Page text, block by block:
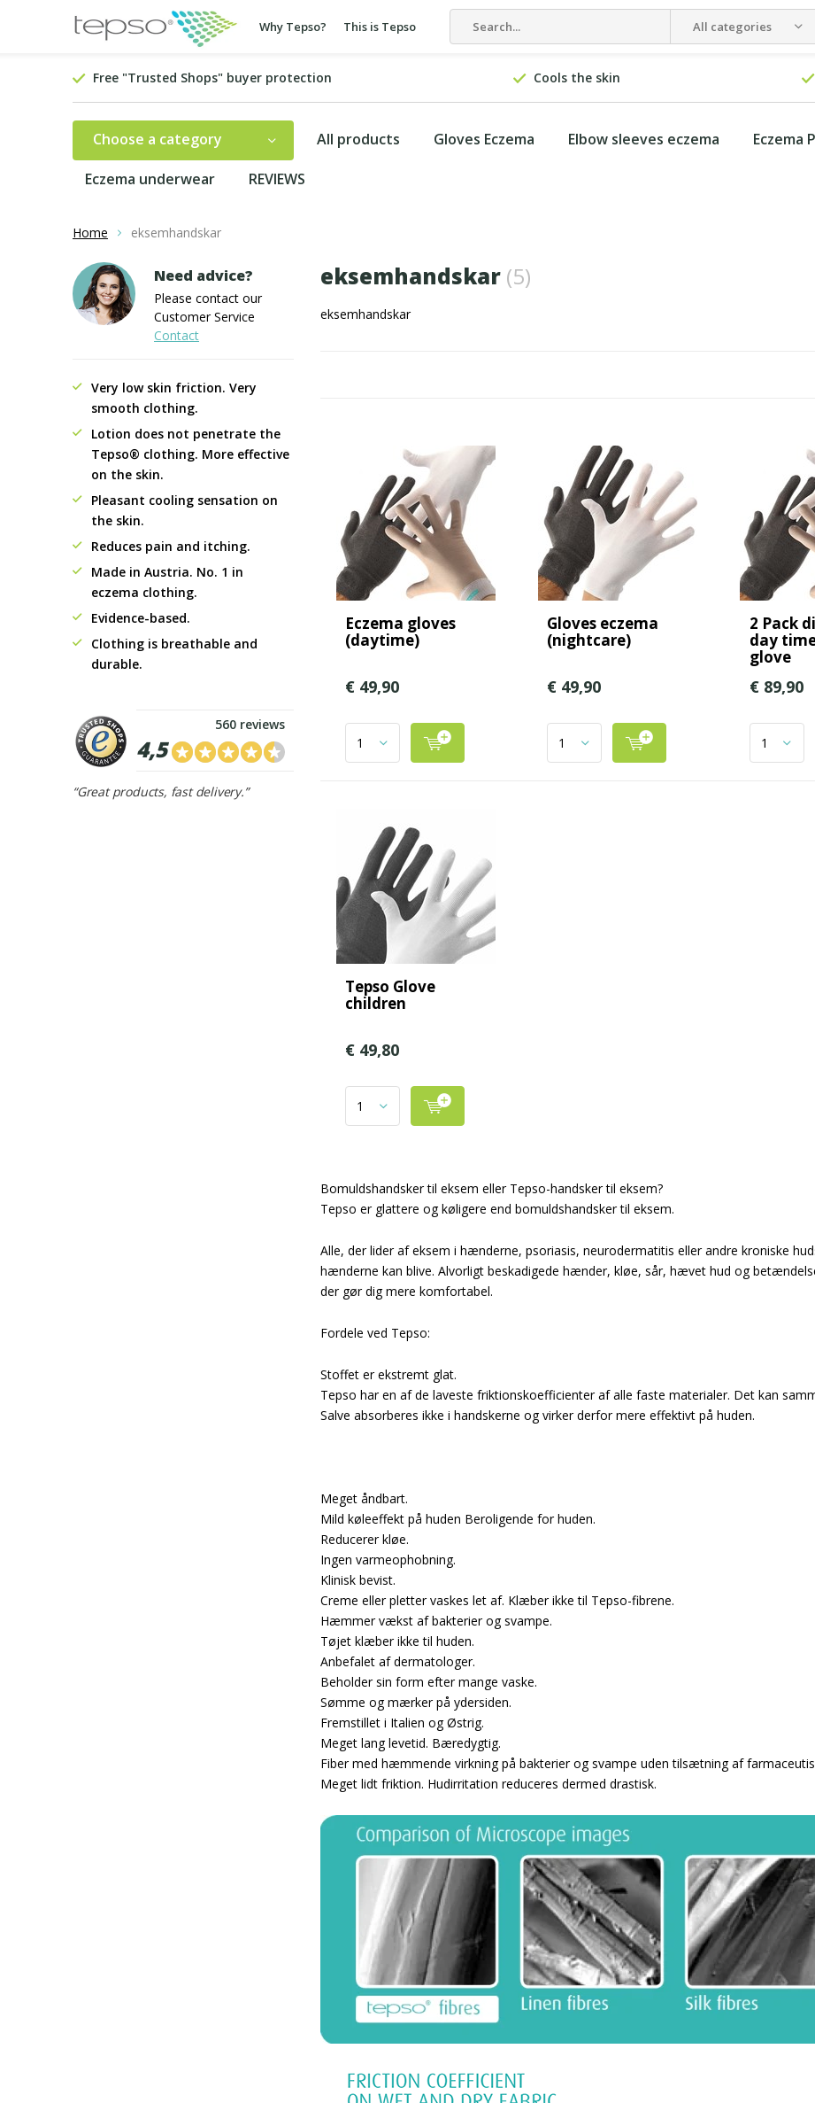
Why Tepso? This is Tepso All categories
Free "Trusted Shops" buyer protection Cools the skin
Choose a category All products Gloves Eczema Elbow sleeves eczema Eczema
Eczema underwear REVIEWS
Home eksemhandskar
eksemhandskar (5)
eksemhandskar
Eczema gloves
(daytime)
€ 49,90
Gloves eczema
(nightcare)
€ 49,90
2 Pack
day
glove
€ 89,90
Tepso Glove
children
€ 49,80
Bomuldshandsker til eksem eller Tepso-handsker til eksem?
Tepso er glattere og køligere end bomuldshandsker til eksem.
Alle, der lider af eksem i hænderne, psoriasis, neurodermatitis eller andre kroniske
hænderne kan blive. Alvorligt beskadigede hænder, kløe, sår, hævet hud og
der gør dig mere komfortabel.
Fordele ved Tepso:
Stoffet er ekstremt glat.
Tepso har en af de laveste friktionskoefficienter af alle faste materialer. Det kan
Salve absorberes ikke i handskerne og virker derfor mere effektivt på huden.
Meget åndbart.
Mild køleeffekt på huden Beroligende for huden.
Reducerer kløe.
Ingen varmeophobning.
Klinisk bevist.
Creme eller pletter vaskes let af. Klæber ikke til Tepso-fibrene.
Hæmmer vækst af bakterier og svampe.
Tøjet klæber ikke til huden.
Anbefalet af dermatologer.
Beholder sin form efter mange vaske.
Sømme og mærker på ydersiden.
Fremstillet i Italien og Østrig.
Meget lang levetid. Bæredygtig.
Fiber med hæmmende virkning på bakterier og svampe uden tilsætning af
Meget lidt friktion. Hudirritation reduceres dermed drastisk.
Need advice?
Please contact our
Customer Service
Contact
Very low skin friction. Very
smooth clothing.
Lotion does not penetrate the
Tepso® clothing. More effective
on the skin.
Pleasant cooling sensation on
the skin.
Reduces pain and itching.
Made in Austria. No. 1 in
eczema clothing.
Evidence-based.
Clothing is breathable and
durable.
4,5
560 reviews
“Great products, fast delivery.”